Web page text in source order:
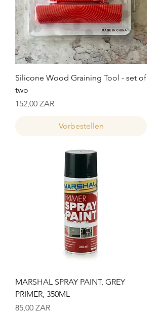
Silicone Wood Graining Tool - set of
two
Preis
152,00 ZAR
Vorbestellen
MARSHAL SPRAY PAINT, GREY
PRIMER, 350ML
Preis
85,00 ZAR